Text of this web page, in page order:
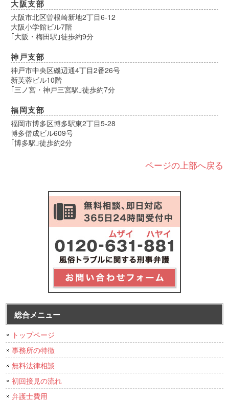
大阪支部
大阪市北区曽根崎新地2丁目6-12
大阪小学館ビル7階
｢大阪・梅田駅｣徒歩約9分
神戸支部
神戸市中央区磯辺通4丁目2番26号
新芙蓉ビル10階
｢三ノ宮・神戸三宮駅｣徒歩約7分
福岡支部
福岡市博多区博多駅東2丁目5-28
博多偕成ビル609号
｢博多駅｣徒歩約2分
ページの上部へ戻る
総合メニュー
トップページ
事務所の特徴
無料法律相談
初回接見の流れ
弁護士費用